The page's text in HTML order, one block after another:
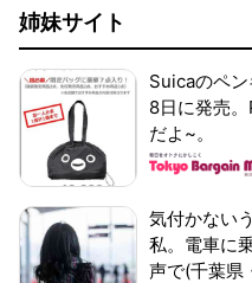
姉妹サイト
Suicaのペ
8日に発売
だよ~。
気付かない
私。電車に
声で(千葉県